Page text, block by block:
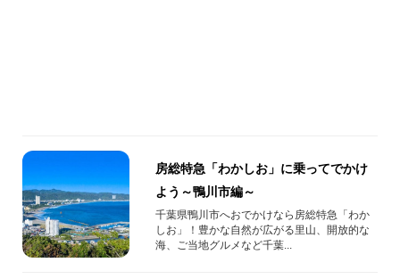
房総特急「わかしお」に乗ってでかけ
よう～鴨川市編～
千葉県鴨川市へおでかけなら房総特急「わか
しお」！豊かな自然が広がる里山、開放的な
海、ご当地グルメなど千葉...